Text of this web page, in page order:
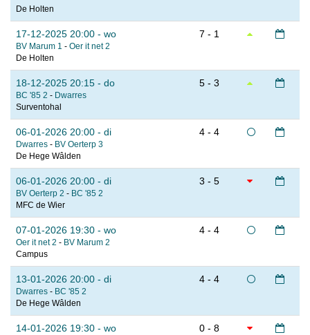
De Holten
17-12-2025 20:00 - wo
BV Marum 1 - Oer it net 2
De Holten
7 - 1
18-12-2025 20:15 - do
BC '85 2 - Dwarres
Surventohal
5 - 3
06-01-2026 20:00 - di
Dwarres - BV Oerterp 3
De Hege Wâlden
4 - 4
06-01-2026 20:00 - di
BV Oerterp 2 - BC '85 2
MFC de Wier
3 - 5
07-01-2026 19:30 - wo
Oer it net 2 - BV Marum 2
Campus
4 - 4
13-01-2026 20:00 - di
Dwarres - BC '85 2
De Hege Wâlden
4 - 4
14-01-2026 19:30 - wo 0 - 8